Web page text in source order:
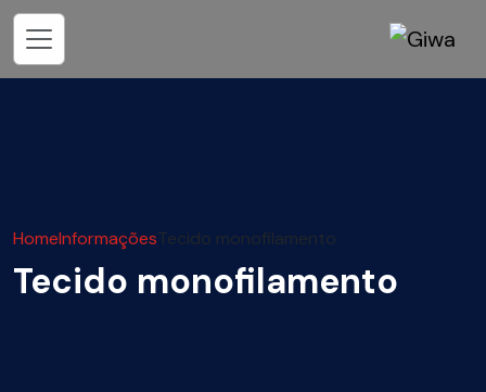
HomeInformaçõesTecido monofilamento
Tecido monofilamento